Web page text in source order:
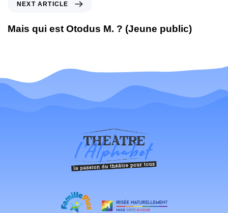
NEXT ARTICLE
Mais qui est Otodus M. ? (Jeune public)